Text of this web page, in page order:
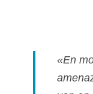
«En